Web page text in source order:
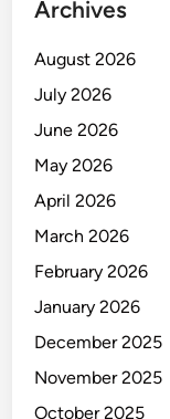
Archives
August 2026
July 2026
June 2026
May 2026
April 2026
March 2026
February 2026
January 2026
December 2025
November 2025
October 2025